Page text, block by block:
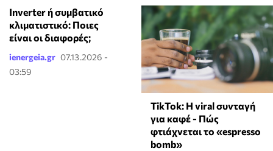
Inverter ή συμβατικό
κλιματιστικό: Ποιες
είναι οι διαφορές;
ienergeia.gr 07.13.2026 -
03:59
TikTok: Η viral συνταγή
για καφέ - Πώς
φτιάχνεται το «espresso
bomb»